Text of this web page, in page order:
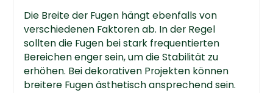
Die Breite der Fugen hängt ebenfalls von
verschiedenen Faktoren ab. In der Regel
sollten die Fugen bei stark frequentierten
Bereichen enger sein, um die Stabilität zu
erhöhen. Bei dekorativen Projekten können
breitere Fugen ästhetisch ansprechend sein.